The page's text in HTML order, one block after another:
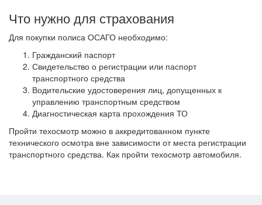
Что нужно для страхования
Для покупки полиса ОСАГО необходимо:
Гражданский паспорт
Свидетельство о регистрации или паспорт
транспортного средства
Водительские удостоверения лиц, допущенных к
управлению транспортным средством
Диагностическая карта прохождения ТО
Пройти техосмотр можно в аккредитованном пункте
технического осмотра вне зависимости от места регистрации
транспортного средства. Как пройти техосмотр автомобиля.